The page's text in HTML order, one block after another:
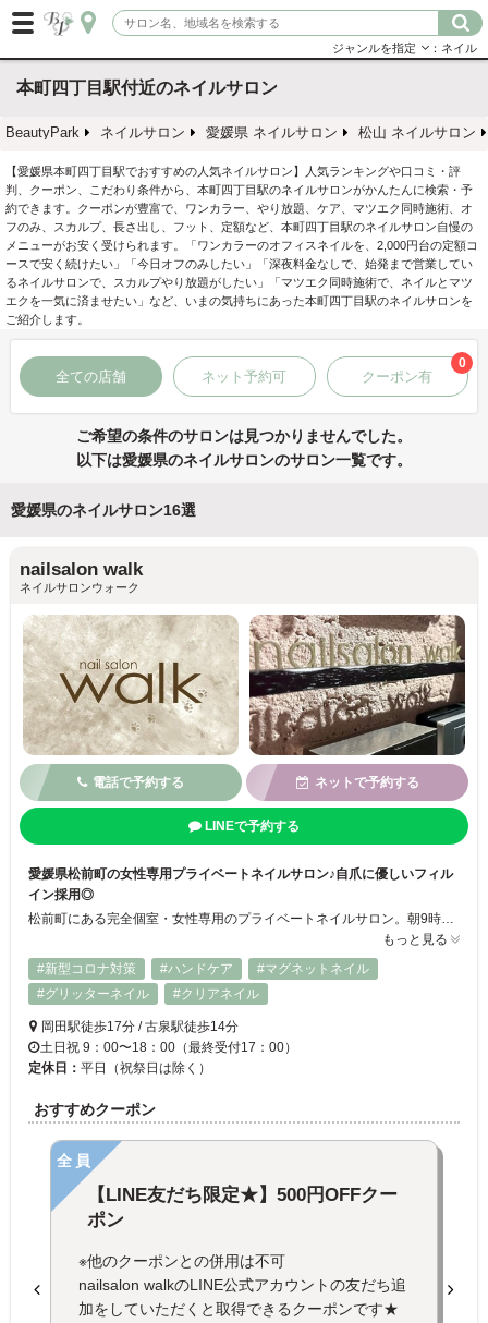
ジャンルを指定 ：ネイル
本町四丁目駅付近のネイルサロン
BeautyPark ネイルサロン 愛媛県 ネイルサロン 松山 ネイルサロン
【愛媛県本町四丁目駅でおすすめの人気ネイルサロン】人気ランキングや口コミ・評
判、クーポン、こだわり条件から、本町四丁目駅のネイルサロンがかんたんに検索・予
約できます。クーポンが豊富で、ワンカラー、やり放題、ケア、マツエク同時施術、オ
フのみ、スカルプ、長さ出し、フット、定額など、本町四丁目駅のネイルサロン自慢の
メニューがお安く受けられます。「ワンカラーのオフィスネイルを、2,000円台の定額コ
ースで安く続けたい」「今日オフのみしたい」「深夜料金なしで、始発まで営業してい
るネイルサロンで、スカルプやり放題がしたい」「マツエク同時施術で、ネイルとマツ
エクを一気に済ませたい」など、いまの気持ちにあった本町四丁目駅のネイルサロンを
ご紹介します。
全ての店舗 ネット予約可 クーポン有
0
ご希望の条件のサロンは見つかりませんでした。
以下は愛媛県のネイルサロンのサロン一覧です。
愛媛県のネイルサロン16選
nailsalon walk
ネイルサロンウォーク
電話で予約する ネットで予約する
LINEで予約する
愛媛県松前町の女性専用プライベートネイルサロン♪自爪に優しいフィル
イン採用◎
松前町にある完全個室・女性専用のプライベートネイルサロン。朝9時〜営業、駐車場完備でアクセス良好。大人かわいいネイルからオフィスネイル、ショート〜ミディアムまで幅広く対応。爪に優しいフィルイン施術と豊富なカラー展開も魅力！まるでカフェにいるような、つい深呼吸したくなるような空気感の中で、忙しい日常から少し離れて“癒しのネイル時間”をお楽しみいただけます♪
もっと見る
#新型コロナ対策
#ハンドケア
#マグネットネイル
#グリッターネイル
#クリアネイル
岡田駅徒歩17分 / 古泉駅徒歩14分
土日祝 9：00〜18：00（最終受付17：00）
定休日： 平日（祝祭日は除く）
おすすめクーポン
全員
【LINE友だち限定★】500円OFFクー
ポン
※他のクーポンとの併用は不可
nailsalon walkのLINE公式アカウントの友だち追
加をしていただくと取得できるクーポンです★